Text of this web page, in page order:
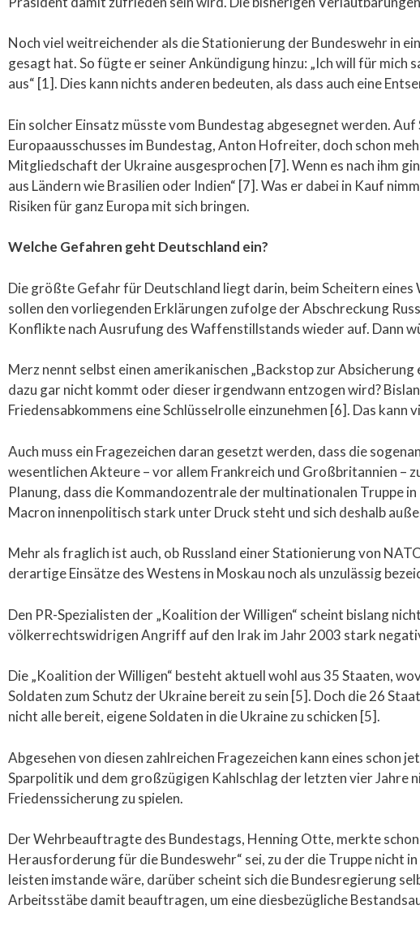
Noch viel weitreichender als die Stationierung der Bundeswehr in
gesagt hat. So fügte er seiner Ankündigung hinzu: „Ich will für
aus“ [1]. Dies kann nichts anderen bedeuten, als dass auch eine
Ein solcher Einsatz müsste vom Bundestag abgesegnet werden.
Europaausschusses im Bundestag, Anton Hofreiter, doch schon
Mitgliedschaft der Ukraine ausgesprochen [7]. Wenn es nach ihm
aus Ländern wie Brasilien oder Indien“ [7]. Was er dabei in Kauf
Risiken für ganz Europa mit sich bringen.
Welche Gefahren geht Deutschland ein?
Die größte Gefahr für Deutschland liegt darin, beim Scheitern
sollen den vorliegenden Erklärungen zufolge der Abschreckung
Konflikte nach Ausrufung des Waffenstillstands wieder auf. Dann
Merz nennt selbst einen amerikanischen „Backstop zur
dazu gar nicht kommt oder dieser irgendwann entzogen wird?
Friedensabkommens eine Schlüsselrolle einzunehmen [6]. Das kann
Auch muss ein Fragezeichen daran gesetzt werden, dass die
wesentlichen Akteure – vor allem Frankreich und Großbritannien
Planung, dass die Kommandozentrale der multinationalen Truppe
Macron innenpolitisch stark unter Druck steht und sich deshalb
Mehr als fraglich ist auch, ob Russland einer Stationierung von
derartige Einsätze des Westens in Moskau noch als unzulässig
Den PR-Spezialisten der „Koalition der Willigen“ scheint bislang
völkerrechtswidrigen Angriff auf den Irak im Jahr 2003 stark
Die „Koalition der Willigen“ besteht aktuell wohl aus 35 Staaten,
Soldaten zum Schutz der Ukraine bereit zu sein [5]. Doch die 26
nicht alle bereit, eigene Soldaten in die Ukraine zu schicken [5].
Abgesehen von diesen zahlreichen Fragezeichen kann eines
Sparpolitik und dem großzügigen Kahlschlag der letzten vier Jahre
Friedenssicherung zu spielen.
Der Wehrbeauftragte des Bundestags, Henning Otte, merkte
Herausforderung für die Bundeswehr“ sei, zu der die Truppe nicht
leisten imstande wäre, darüber scheint sich die Bundesregierung
Arbeitsstäbe damit beauftragen, um eine diesbezügliche